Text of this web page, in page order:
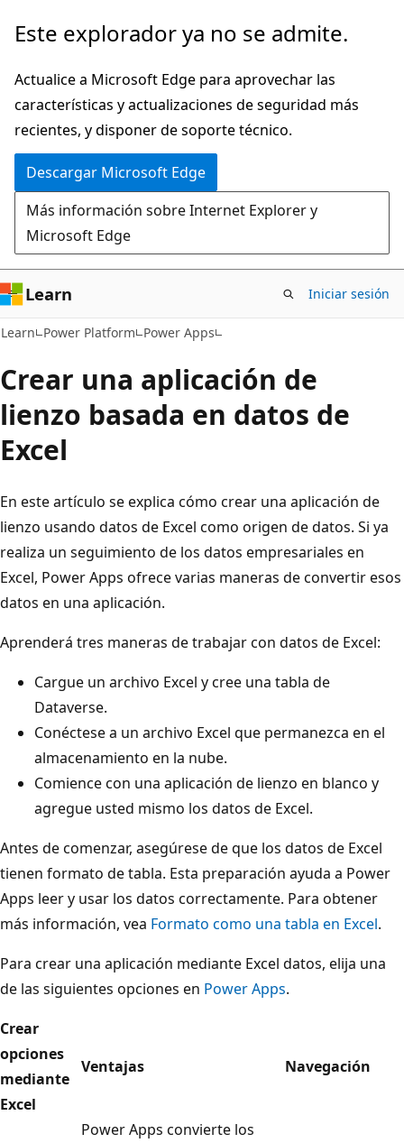
Ir
contenido
principal
Este explorador ya no se admite.
Actualice a Microsoft Edge para aprovechar las
características y actualizaciones de seguridad más
recientes, y disponer de soporte técnico.
Descargar Microsoft Edge
Más información sobre Internet Explorer y
Microsoft Edge
Learn Iniciar sesión
Learn Power Platform Power Apps
Crear una aplicación de
lienzo basada en datos de
Excel
En este artículo se explica cómo crear una aplicación de
lienzo usando datos de Excel como origen de datos. Si ya
realiza un seguimiento de los datos empresariales en
Excel, Power Apps ofrece varias maneras de convertir esos
datos en una aplicación.
Aprenderá tres maneras de trabajar con datos de Excel:
Cargue un archivo Excel y cree una tabla de
Dataverse.
Conéctese a un archivo Excel que permanezca en el
almacenamiento en la nube.
Comience con una aplicación de lienzo en blanco y
agregue usted mismo los datos de Excel.
Antes de comenzar, asegúrese de que los datos de Excel
tienen formato de tabla. Esta preparación ayuda a Power
Apps leer y usar los datos correctamente. Para obtener
más información, vea Formato como una tabla en Excel.
Para crear una aplicación mediante Excel datos, elija una
de las siguientes opciones en Power Apps.
Crear
opciones
mediante
Excel
Ventajas Navegación
Power Apps convierte los